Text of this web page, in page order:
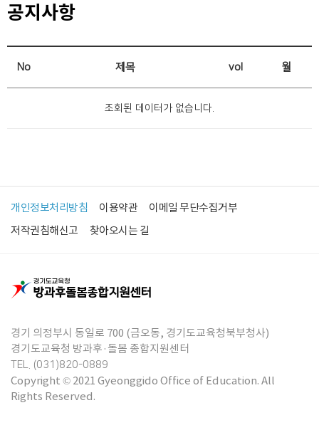
공지사항
No 제목 vol 월
조회된 데이터가 없습니다.
개인정보처리방침 이용약관
이메일 무단수집거부
저작권침해신고
찾아오시는 길
경기 의정부시 동일로 700 (금오동, 경기도교육청북부청사)
경기도교육청 방과후·돌봄 종합지원센터
TEL. (031)820-0889
Copyright © 2021 Gyeonggido Office of Education. All
Rights Reserved.